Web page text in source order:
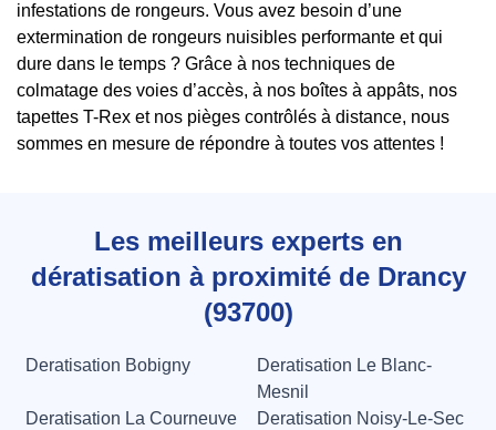
infestations de rongeurs. Vous avez besoin d’une
extermination de rongeurs nuisibles performante et qui
dure dans le temps ? Grâce à nos techniques de
colmatage des voies d’accès, à nos boîtes à appâts, nos
tapettes T-Rex et nos pièges contrôlés à distance, nous
sommes en mesure de répondre à toutes vos attentes !
Les meilleurs experts en
dératisation à proximité de Drancy
(93700)
Deratisation Bobigny
Deratisation Le Blanc-
Mesnil
Deratisation La Courneuve
Deratisation Noisy-Le-Sec